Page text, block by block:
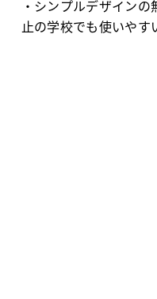
・シンプルデザイン
止の学校でも使いやす